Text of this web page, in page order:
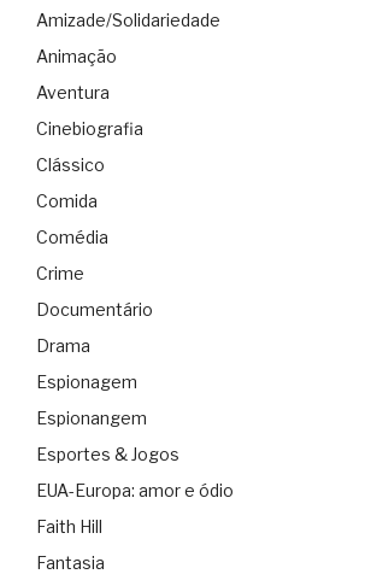
Amizade/Solidariedade
Animação
Aventura
Cinebiografia
Clássico
Comida
Comédia
Crime
Documentário
Drama
Espionagem
Espionangem
Esportes & Jogos
EUA-Europa: amor e ódio
Faith Hill
Fantasia